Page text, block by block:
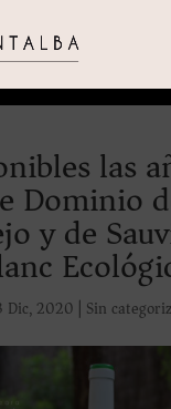
las
Dominio
y de
Dic, 2020 | Sin